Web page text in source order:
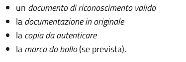
un documento di riconoscimento valido
ladocumentazione in originale
lacopia da autenticare
lamarca da bollo(se prevista).